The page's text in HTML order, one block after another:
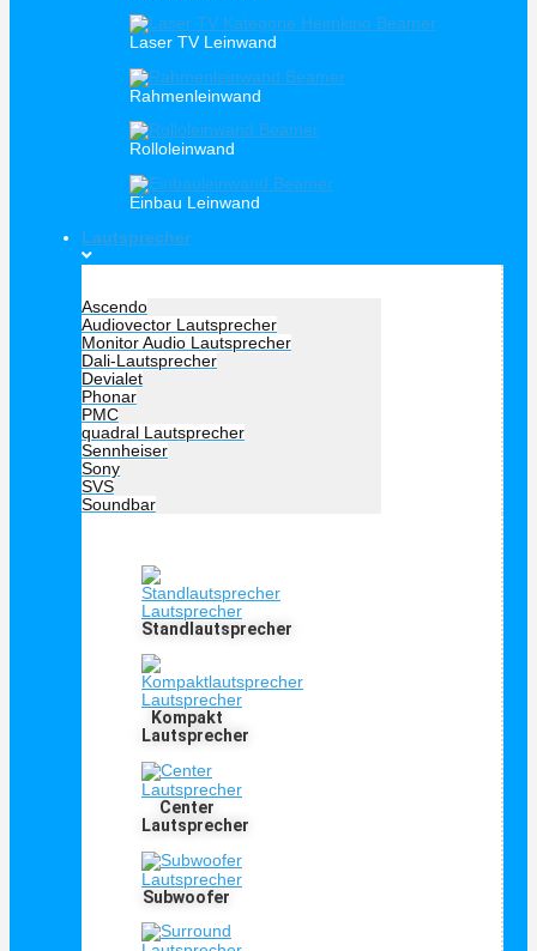
Laser TV Leinwand
Rahmenleinwand
Rolloleinwand
Einbau Leinwand
Lautsprecher
Ascendo
Audiovector Lautsprecher
Monitor Audio Lautsprecher
Dali-Lautsprecher
Devialet
Phonar
PMC
quadral Lautsprecher
Sennheiser
Sony
SVS
Soundbar
Standlautsprecher
Kompakt
Lautsprecher
Center
Lautsprecher
Subwoofer